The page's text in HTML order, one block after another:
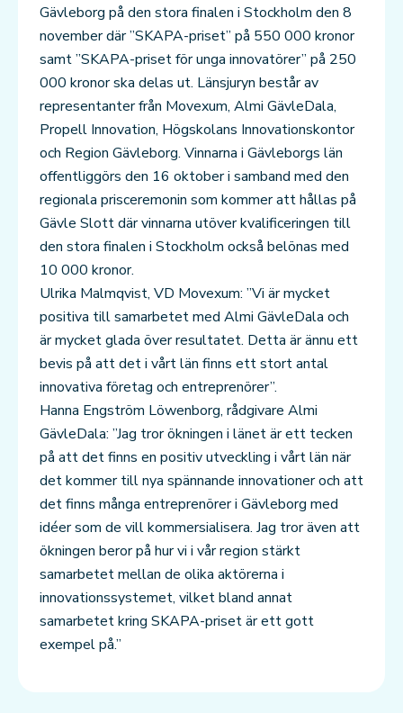
Gävleborg på den stora finalen i Stockholm den 8
november där ”SKAPA-priset” på 550 000 kronor
samt ”SKAPA-priset för unga innovatörer” på 250
000 kronor ska delas ut. Länsjuryn består av
representanter från Movexum, Almi GävleDala,
Propell Innovation, Högskolans Innovationskontor
och Region Gävleborg. Vinnarna i Gävleborgs län
offentliggörs den 16 oktober i samband med den
regionala prisceremonin som kommer att hållas på
Gävle Slott där vinnarna utöver kvalificeringen till
den stora finalen i Stockholm också belönas med
10 000 kronor.
Ulrika Malmqvist, VD Movexum: ”Vi är mycket
positiva till samarbetet med Almi GävleDala och
är mycket glada över resultatet. Detta är ännu ett
bevis på att det i vårt län finns ett stort antal
innovativa företag och entreprenörer”.
Hanna Engström Löwenborg, rådgivare Almi
GävleDala: ”Jag tror ökningen i länet är ett tecken
på att det finns en positiv utveckling i vårt län när
det kommer till nya spännande innovationer och att
det finns många entreprenörer i Gävleborg med
idéer som de vill kommersialisera. Jag tror även att
ökningen beror på hur vi i vår region stärkt
samarbetet mellan de olika aktörerna i
innovationssystemet, vilket bland annat
samarbetet kring SKAPA-priset är ett gott
exempel på.”